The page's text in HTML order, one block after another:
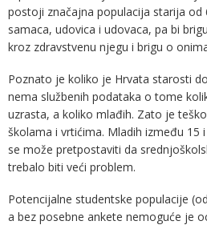
postoji značajna populacija starija od
samaca, udovica i udovaca, pa bi
kroz zdravstvenu njegu i brigu o
Poznato je koliko je Hrvata starosti
nema službenih podataka o tome
uzrasta, a koliko mlađih. Zato je
školama i vrtićima. Mladih između 15
se može pretpostaviti da
trebalo biti veći problem.
Potencijalne studentske populacije
a bez posebne ankete nemoguće je